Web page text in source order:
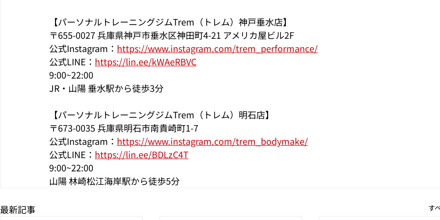
【パーソナルトレーニングジムTrem（トレム）神戸垂水店】
〒655-0027 兵庫県神戸市垂水区神田町4-21 アメリカ屋ビル2F
公式Instagram： https://www.instagram.com/trem_performance/
公式LINE： https://lin.ee/kWAeRBVC
9:00~22:00
JR・山陽 垂水駅から徒歩3分
【パーソナルトレーニングジムTrem（トレム）明石店】
〒673-0035 兵庫県明石市南貴崎町1-7
公式Instagram： https://www.instagram.com/trem_bodymake/
公式LINE： https://lin.ee/BDLzC4T
9:00~22:00
山陽 林崎松江海岸駅から徒歩5分
最新記事 す